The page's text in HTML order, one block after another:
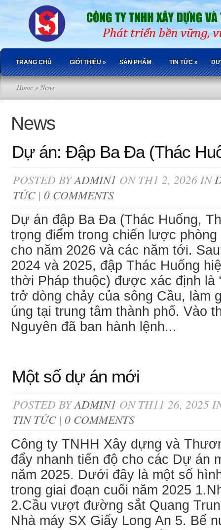
TRANG CHỦ GIỚI THIỆU» SẢN PHẨM TIN TỨC»
Home » News
News
Dự án: Đập Ba Đa (Thác
POSTED BYADMIN1 ON TH1 2, 2026 IN
TỨC| 0 COMMENTS
Dự án đập Ba Đa (Thác Huống,
trọng điểm trong chiến lược
cho năm 2026 và các năm tới.
2024 và 2025, đập Thác Huống
thời Pháp thuộc) được xác định là
trở dòng chảy của sông Cầu, làm
úng tại trung tâm thành phố. Vào
Nguyên đã ban hành lệnh...
Một số dự án mới
POSTED BYADMIN1 ON TH11 26, 2025
TIN TỨC| 0 COMMENTS
Công ty TNHH Xây dựng và
đẩy nhanh tiến độ cho các Dự án
năm 2025. Dưới đây là một số
trong giai đoạn cuối năm 2025
2.Cầu vượt đường sắt Quang
Nhà máy SX Giấy Long An 5. Bể